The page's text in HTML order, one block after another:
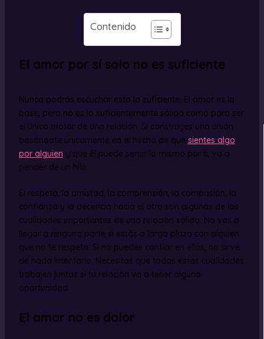
Contenido
El amor por sí solo no es suficiente
Nunca podrás escuchar esto lo suficiente. El amor es la
base, pero no es lo suficientemente sólido como para ser
el único motor de una relación. Si construyes una unión
basándote únicamente en el hecho de que sientes algo
por alguien y que él puede sentir lo mismo por ti, va a
pender de un hilo.
El respeto, la amistad, la comprensión, la compasión, la
confianza y la decencia hacia el otro son algunas de las
cualidades importantes de una relación sólida. No vas a
llegar a ninguna parte si estás a largo plazo con alguien
que no te respeta. Si no puedes confiar en ellos, no sirve
de nada intentarlo. Necesitas que todas estas cualidades
trabajen juntas si tu relación va a tener alguna
oportunidad.
El amor no es dolor